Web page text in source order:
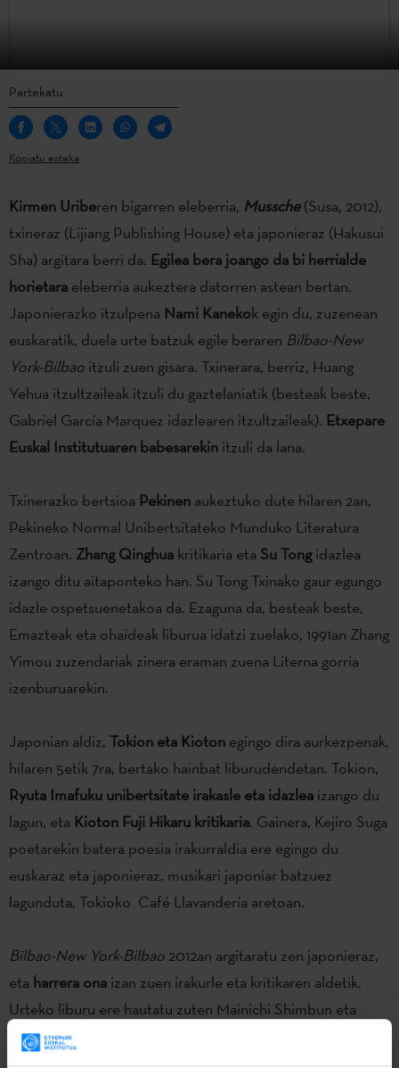
Partekatu
Kopiatu esteka
Kirmen Uriberen bigarren eleberria, Mussche(Susa, 2012),
txineraz (Lijiang Publishing House) eta japonieraz (Hakusui
Sha) argitara berri da. Egilea bera joango da bi herrialde
horietara eleberria aukeztera datorren astean bertan.
Japonierazko itzulpena Nami Kanekok egin du, zuzenean
euskaratik, duela urte batzuk egile beraren Bilbao-New
York-Bilbao itzuli zuen gisara. Txinerara, berriz, Huang
Yehua itzultzaileak itzuli du gaztelaniatik (besteak beste,
Gabriel García Marquez idazlearen itzultzaileak). Etxepare
Euskal Institutuaren babesarekin itzuli da lana.
Txinerazko bertsioa Pekinen aukeztuko dute hilaren 2an,
Pekineko Normal Unibertsitateko Munduko Literatura
Zentroan. Zhang Qinghua kritikaria eta Su Tongidazlea
izango ditu aitaponteko han. Su Tong Txinako gaur egungo
idazle ospetsuenetakoa da. Ezaguna da, besteak beste,
Emazteak eta ohaideak liburua idatzi zuelako, 1991an Zhang
Yimou zuzendariak zinera eraman zuena Literna gorria
izenburuarekin.
Japonian aldiz, Tokion eta Kioton egingo dira aurkezpenak,
hilaren 5etik 7ra, bertako hainbat liburudendetan. Tokion,
Ryuta Imafuku unibertsitate irakasle eta idazlea izango du
lagun, eta Kioton Fuji Hikaru kritikaria. Gainera, Kejiro Suga
poetarekin batera poesia irakurraldia ere egingo du
euskaraz eta japonieraz, musikari japoniar batzuez
lagunduta, Tokioko Café Llavandería aretoan.
Bilbao-New York-Bilbao 2012an argitaratu zen japonieraz,
eta harrera ona izan zuen irakurle eta kritikaren aldetik.
Urteko liburu ere hautatu zuten Mainichi Shimbun eta
Vogue Japan agerkariek.